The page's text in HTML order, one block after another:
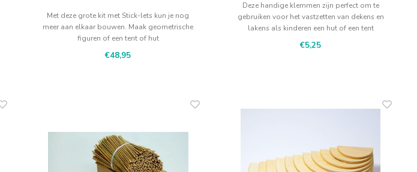
Met deze grote kit met Stick-lets kun je nog
meer aan elkaar bouwen. Maak geometrische
figuren of een tent of hut
€48,95
Deze handige klemmen zijn perfect om te
gebruiken voor het vastzetten van dekens en
lakens als kinderen een hut of een tent
bouwen. Verder handig kindergereedschap
bij zagen en timmeren.
€5,25